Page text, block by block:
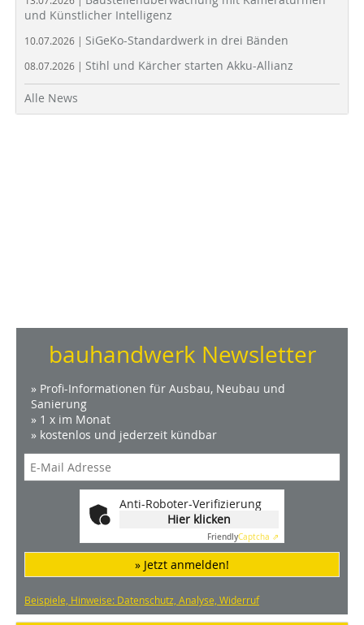
und Künstlicher Intelligenz
10.07.2026 | SiGeKo-Standardwerk in drei Bänden
08.07.2026 | Stihl und Kärcher starten Akku-Allianz
Alle News
bauhandwerk Newsletter
» Profi-Informationen für Ausbau, Neubau und
Sanierung
» 1 x im Monat
» kostenlos und jederzeit kündbar
Anti-Roboter-Verifizierung
Hier klicken
FriendlyCaptcha ⇗
» Jetzt anmelden!
Beispiele, Hinweise: Datenschutz, Analyse, Widerruf